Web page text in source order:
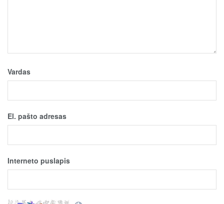
Vardas
El. pašto adresas
Interneto puslapis